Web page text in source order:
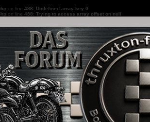
on line 488: Undefined array key 0
on line 488: Trying to access array offset on null
Modelle. Das Forum für die New Bonneville